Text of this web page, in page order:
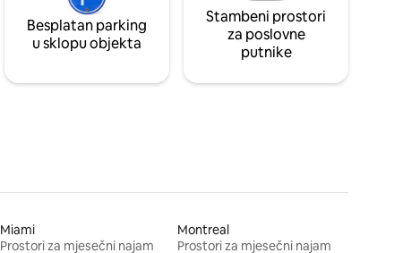
Besplatan parking
u sklopu objekta
Stambeni prostori
za poslovne
putnike
Miami
Prostori za mjesečni najam
Montreal
Prostori za mjesečni najam